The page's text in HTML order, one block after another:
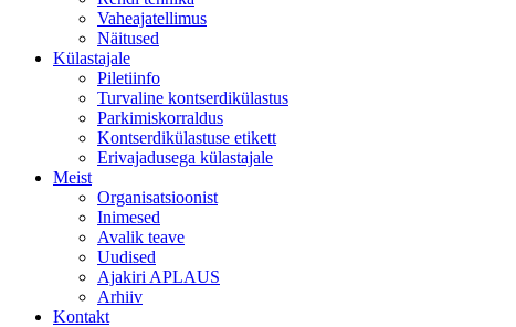
Vaheajatellimus
Näitused
Külastajale
Piletiinfo
Turvaline kontserdikülastus
Parkimiskorraldus
Kontserdikülastuse etikett
Erivajadusega külastajale
Meist
Organisatsioonist
Inimesed
Avalik teave
Uudised
Ajakiri APLAUS
Arhiiv
Kontakt